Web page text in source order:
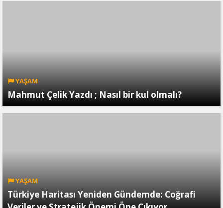
YAŞAM
Mahmut Çelik Yazdı ; Nasıl bir kul olmalı?
YAŞAM
Türkiye Haritası Yeniden Gündemde: Coğrafi